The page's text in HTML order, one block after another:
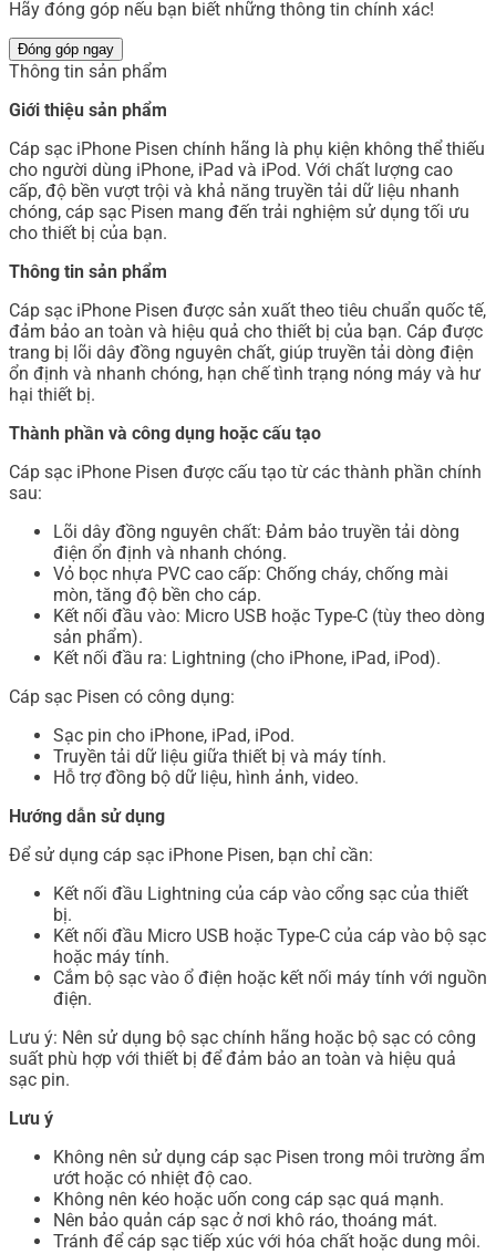
Hãy đóng góp nếu bạn biết những thông tin chính xác!
Đóng góp ngay
Thông tin sản phẩm
Giới thiệu sản phẩm
Cáp sạc iPhone Pisen chính hãng là phụ kiện không thể thiếu
cho người dùng iPhone, iPad và iPod. Với chất lượng cao
cấp, độ bền vượt trội và khả năng truyền tải dữ liệu nhanh
chóng, cáp sạc Pisen mang đến trải nghiệm sử dụng tối ưu
cho thiết bị của bạn.
Thông tin sản phẩm
Cáp sạc iPhone Pisen được sản xuất theo tiêu chuẩn quốc tế,
đảm bảo an toàn và hiệu quả cho thiết bị của bạn. Cáp được
trang bị lõi dây đồng nguyên chất, giúp truyền tải dòng điện
ổn định và nhanh chóng, hạn chế tình trạng nóng máy và hư
hại thiết bị.
Thành phần và công dụng hoặc cấu tạo
Cáp sạc iPhone Pisen được cấu tạo từ các thành phần chính
sau:
Lõi dây đồng nguyên chất: Đảm bảo truyền tải dòng
điện ổn định và nhanh chóng.
Vỏ bọc nhựa PVC cao cấp: Chống cháy, chống mài
mòn, tăng độ bền cho cáp.
Kết nối đầu vào: Micro USB hoặc Type-C (tùy theo dòng
sản phẩm).
Kết nối đầu ra: Lightning (cho iPhone, iPad, iPod).
Cáp sạc Pisen có công dụng:
Sạc pin cho iPhone, iPad, iPod.
Truyền tải dữ liệu giữa thiết bị và máy tính.
Hỗ trợ đồng bộ dữ liệu, hình ảnh, video.
Hướng dẫn sử dụng
Để sử dụng cáp sạc iPhone Pisen, bạn chỉ cần:
Kết nối đầu Lightning của cáp vào cổng sạc của thiết
bị.
Kết nối đầu Micro USB hoặc Type-C của cáp vào bộ sạc
hoặc máy tính.
Cắm bộ sạc vào ổ điện hoặc kết nối máy tính với nguồn
điện.
Lưu ý: Nên sử dụng bộ sạc chính hãng hoặc bộ sạc có công
suất phù hợp với thiết bị để đảm bảo an toàn và hiệu quả
sạc pin.
Lưu ý
Không nên sử dụng cáp sạc Pisen trong môi trường ẩm
ướt hoặc có nhiệt độ cao.
Không nên kéo hoặc uốn cong cáp sạc quá mạnh.
Nên bảo quản cáp sạc ở nơi khô ráo, thoáng mát.
Tránh để cáp sạc tiếp xúc với hóa chất hoặc dung môi.